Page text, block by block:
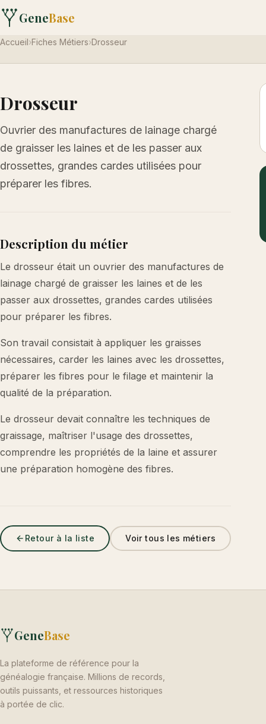
GeneBase
Accueil›Fiches Métiers›Drosseur
Drosseur
Ouvrier des manufactures de lainage chargé
de graisser les laines et de les passer aux
drossettes, grandes cardes utilisées pour
préparer les fibres.
Description du métier
Le drosseur était un ouvrier des manufactures de
lainage chargé de graisser les laines et de les
passer aux drossettes, grandes cardes utilisées
pour préparer les fibres.
Son travail consistait à appliquer les graisses
nécessaires, carder les laines avec les drossettes,
préparer les fibres pour le filage et maintenir la
qualité de la préparation.
Le drosseur devait connaître les techniques de
graissage, maîtriser l'usage des drossettes,
comprendre les propriétés de la laine et assurer
une préparation homogène des fibres.
Retour à la liste Voir tous les métiers
GeneBase
La plateforme de référence pour la
généalogie française. Millions de records,
outils puissants, et ressources historiques
à portée de clic.